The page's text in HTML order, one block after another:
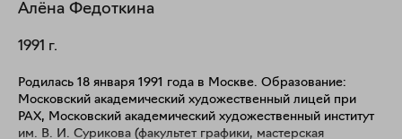
Алёна Федоткина
1991 г.
Родилась 18 января 1991 года в Москве. Образование:
Московский академический художественный лицей при
РАХ, Московский академический художественный институт
им. В. И. Сурикова (факультет графики, мастерская